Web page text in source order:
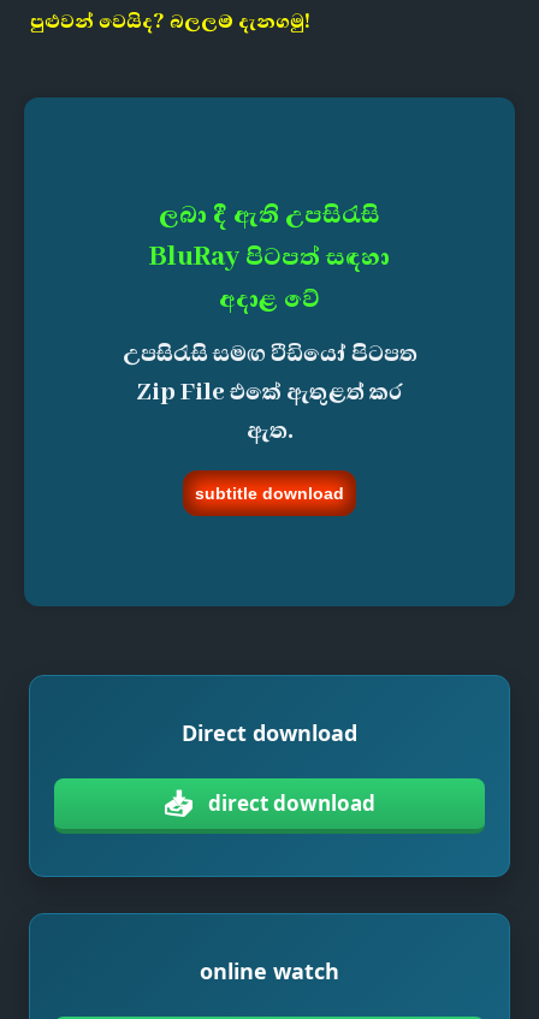
පුළුවන් වෙයිද? බලලම දැනගමු!
ලබා දී ඇති උපසිරැසි
BluRay පිටපත් සඳහා
අදාළ වේ
උපසිරැසි සමඟ වීඩියෝ පිටපත
Zip File එකේ ඇතුළත් කර
ඇත.
subtitle download
Direct download
📥 direct download
online watch